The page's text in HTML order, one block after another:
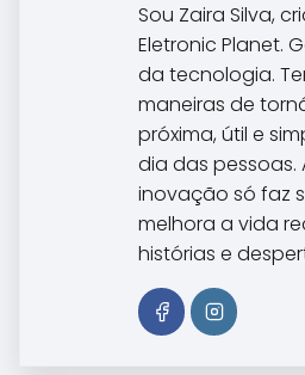
Sou Zaira Silva,
Eletronic Planet.
da tecnologia.
maneiras de
próxima, útil e
dia das pessoas.
inovação só faz
melhora a vida
histórias e